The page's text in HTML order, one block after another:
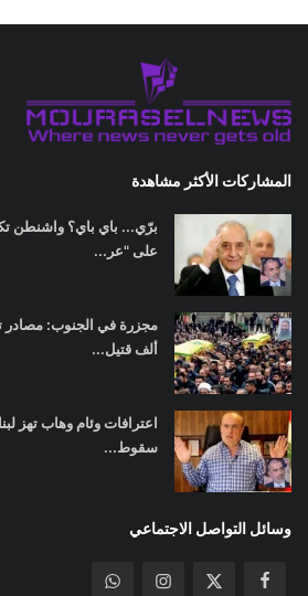
المشاركات الأكثر مشاهدة
برّي... باي باي؟ واشنطن
على "عر...
ألف قتيل...
اعترافات وئام وهاب تهز
سقوط...
وسائل التواصل الاجتماعي